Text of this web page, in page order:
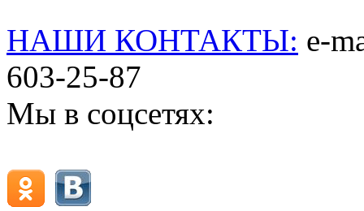
НАШИ КОНТАКТЫ: e-
603-25-87
Мы в соцсетях: